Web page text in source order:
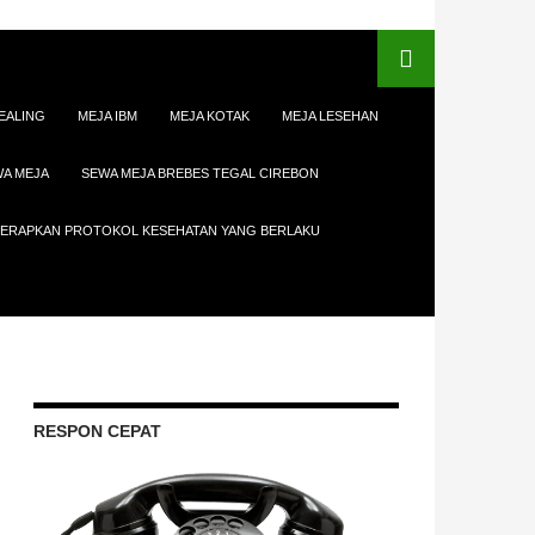
MEJA IBM MEJA KOTAK MEJA LESEHAN
MEJA SEWA MEJA BREBES TEGAL CIREBON
PROTOKOL KESEHATAN YANG BERLAKU
RESPON CEPAT